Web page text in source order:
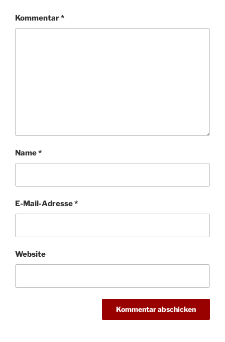
Kommentar*
Name*
E-Mail-Adresse*
Website